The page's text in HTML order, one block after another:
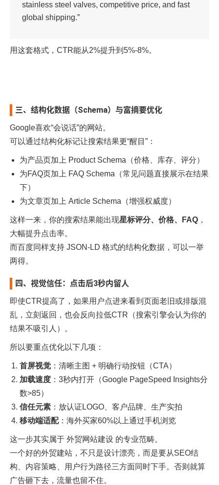
stainless steel valves, competitive price, and fast
global shipping.”
用这套格式，CTR能从2%提升到5%-8%。
三、结构化数据（Schema）与富摘要优化
Google喜欢“会说话”的网站。
可以通过结构化标记让搜索结果更“醒目”：
为产品页加上 Product Schema（价格、库存、评分）
为FAQ页加上 FAQ Schema（常见问题直接展示在结果
下）
为文章页加上 Article Schema（增强权威度）
这样一来，你的搜索结果能出现星标评分、价格、FAQ ，
大幅提升点击率。
而百度同样支持 JSON-LD 格式的结构化数据，可以一举
两得。
四、视觉信任：点击后3秒内留人
即使CTR提高了，如果用户点进来看到页面老旧或排版混
乱，立刻返回，也会反向拉低CTR（搜索引擎会认为你的
结果不吸引人）。
所以要重点优化以下几项：
首屏视觉 ：清晰主图 + 明确行动按钮（CTA）
加载速度 ：3秒内打开（Google PageSpeed Insights分
数>85）
信任元素 ：放认证LOGO、客户品牌、生产实拍
移动端适配：海外买家60%以上通过手机浏览
这一步其实属于 外贸网站建设 的专业范畴。
一个好的外贸建站，不只是设计漂亮，而是要从SEO结
构、内容策略、用户行为路径三方面同时下手。否则就算
广告砸下去，流量也留不住。